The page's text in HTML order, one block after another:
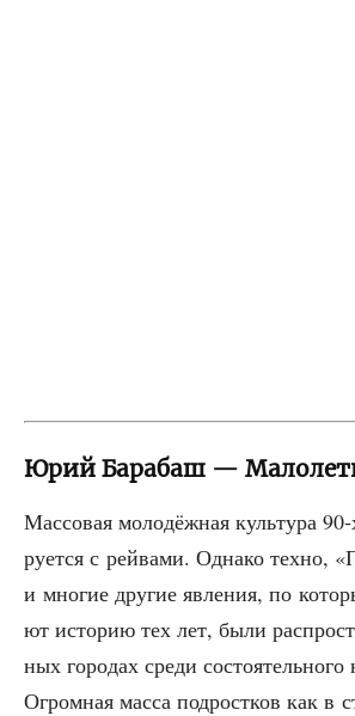
Юрий Барабаш —
Мас­со­вая моло­дёж­ная куль­ту­ра
ру­ет­ся с рей­ва­ми. Одна­ко тех­но,
и мно­гие дру­гие явле­ния, по
ют исто­рию тех лет, были
ных горо­дах сре­ди состо­я­тель­но­го
Огром­ная мас­са под­рост­ков как в